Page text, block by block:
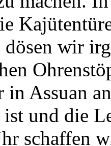
dösen wir
Assuan
und die
schaffen